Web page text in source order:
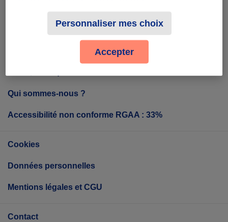
Tout sur Diffuz
Qui sommes-nous ?
Accessibilité non conforme RGAA : 33%
Cookies
Données personnelles
Mentions légales et CGU
Contact
Personnaliser mes choix
Accepter